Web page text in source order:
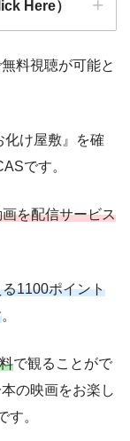
Here）
過去動画視聴
・視聴できません
料視聴が可能と
化け屋敷』を確
です。
を配信サービス
1100ポイント
。
で観ることがで
の映画をお楽し
す。